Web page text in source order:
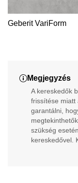
Geberit VariForm
Megjegyzés
A kereskedők
frissítése miatt
garantálni,
szükség
kereskedővel.